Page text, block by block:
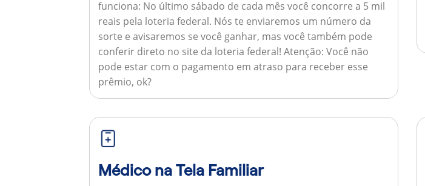
funciona: No último sábado de cada mês você concorre a 5 mil
reais pela loteria federal. Nós te enviaremos um número da
sorte e avisaremos se você ganhar, mas você também pode
conferir direto no site da loteria federal!Atenção: Você não
pode estar com o pagamento em atraso para receber esse
prêmio, ok?
Médico na Tela Familiar